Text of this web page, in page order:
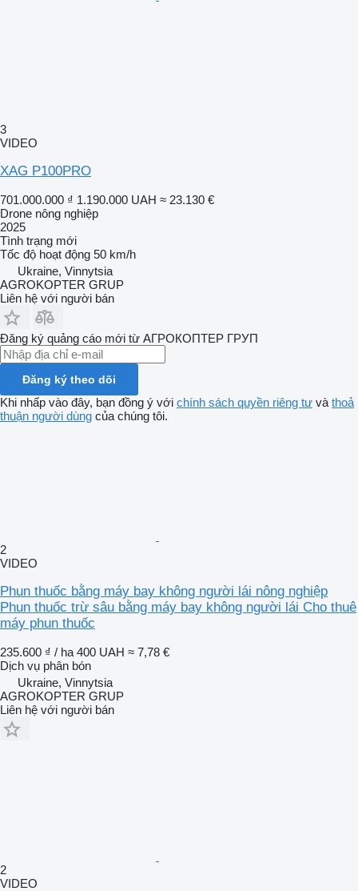
3
VIDEO
XAG P100PRO
701.000.000 ₫ 1.190.000 UAH ≈ 23.130 €
Drone nông nghiệp
2025
Tình trạng mới
Tốc độ hoạt động 50 km/h
Ukraine, Vinnytsia
AGROKOPTER GRUP
Liên hệ với người bán
Đăng ký quảng cáo mới từ АГРОКОПТЕР ГРУП
Đăng ký theo dõi
Khi nhấp vào đây, bạn đồng ý với chính sách quyền riêng tư và thoả
thuận người dùng của chúng tôi.
2
VIDEO
Phun thuốc bằng máy bay không người lái nông nghiệp
Phun thuốc trừ sâu bằng máy bay không người lái Cho thuê
máy phun thuốc
235.600 ₫ / ha 400 UAH ≈ 7,78 €
Dịch vụ phân bón
Ukraine, Vinnytsia
AGROKOPTER GRUP
Liên hệ với người bán
2
VIDEO